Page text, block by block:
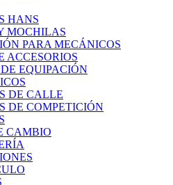
HANS
MOCHILAS
PARA MECÁNICOS
ACCESORIOS
EQUIPACIÓN
DE CALLE
DE COMPETICIÓN
CAMBIO